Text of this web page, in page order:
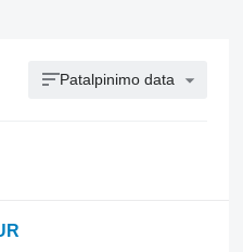
Patalpinimo data